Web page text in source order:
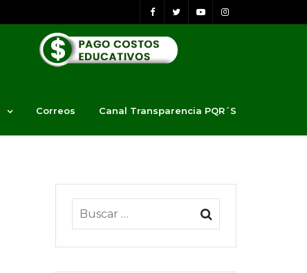
Correos Canal Transparencia PQR´S